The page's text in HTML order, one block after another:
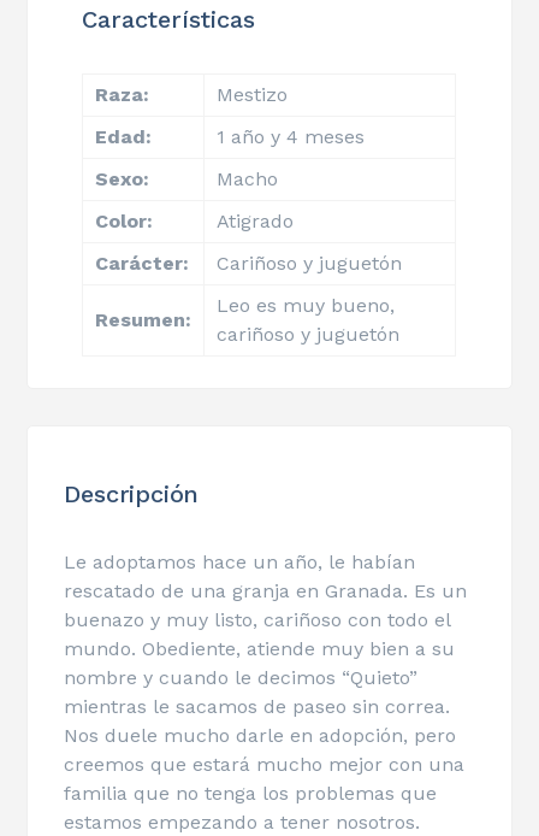
Características
Raza:
Mestizo
Edad:
1 año y 4 meses
Sexo:
Macho
Color:
Atigrado
Carácter:
Cariñoso y juguetón
Resumen:
Leo es muy bueno,
cariñoso y juguetón
Descripción
Le adoptamos hace un año, le habían
rescatado de una granja en Granada. Es un
buenazo y muy listo, cariñoso con todo el
mundo. Obediente, atiende muy bien a su
nombre y cuando le decimos “Quieto”
mientras le sacamos de paseo sin correa.
Nos duele mucho darle en adopción, pero
creemos que estará mucho mejor con una
familia que no tenga los problemas que
estamos empezando a tener nosotros.